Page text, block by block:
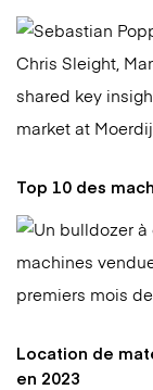
Top 10 des
Location de
en 2023